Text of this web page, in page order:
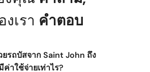
งเรา คำตอบ
ยรถบัสจาก Saint John ถึง
าใช้จ่ายเท่าไร?